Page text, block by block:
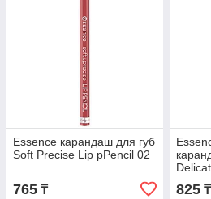
Essence карандаш для губ
Soft Precise Lip pPencil 02
765 ₸ 825₸